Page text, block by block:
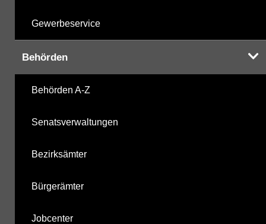
Gewerbeservice
Behörden
Behörden A-Z
Senatsverwaltungen
Bezirksämter
Bürgerämter
Jobcenter